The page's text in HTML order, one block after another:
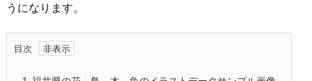
うになります。
目次